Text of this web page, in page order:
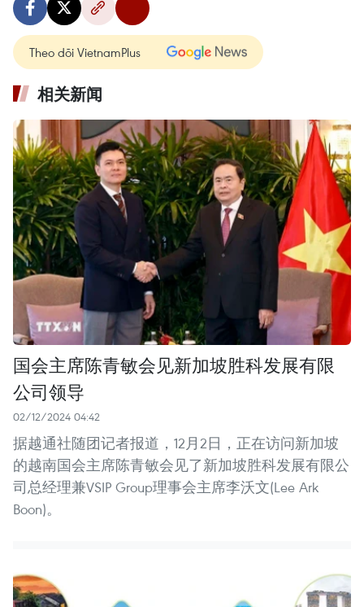
Theo dõi VietnamPlus
相关新闻
国会主席陈青敏会见新加坡胜科发展有限
公司领导
02/12/2024 04:42
据越通社随团记者报道，12月2日，正在访问新加坡
的越南国会主席陈青敏会见了新加坡胜科发展有限公
司总经理兼VSIP Group理事会主席李沃文(Lee Ark
Boon)。